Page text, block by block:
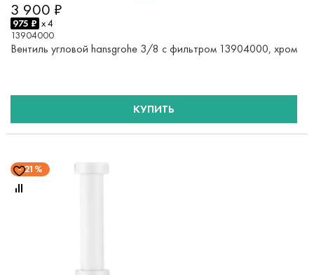
3 900 ₽
975 ₽ x 4
13904000
Вентиль угловой hansgrohe 3/8 с фильтром 13904000, хром
КУПИТЬ
21%